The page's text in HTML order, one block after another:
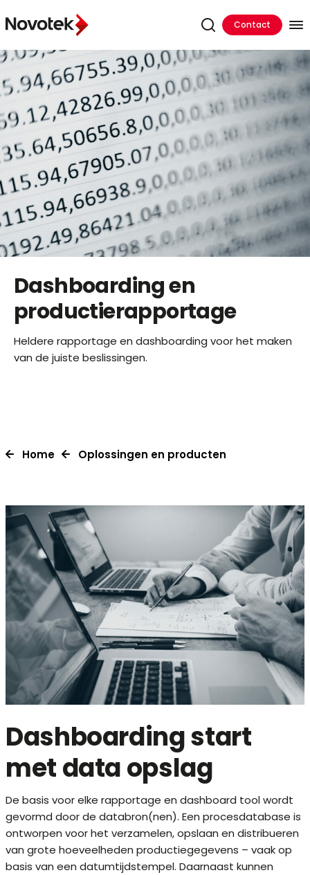
Contact
Dashboarding en
productierapportage
Heldere rapportage en dashboarding voor het maken
van de juiste beslissingen.
Home Oplossingen en producten
Dashboarding start
met data opslag
De basis voor elke rapportage en dashboard tool wordt
gevormd door de databron(nen). Een procesdatabase is
ontworpen voor het verzamelen, opslaan en distribueren
van grote hoeveelheden productiegegevens – vaak op
basis van een datumtijdstempel. Daarnaast kunnen